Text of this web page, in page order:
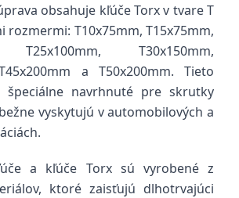
obsahuje kľúče Torx v tvare T
rozmermi: T10x75mm, T15x75mm,
T25x100mm, T30x150mm,
a T50x200mm. Tieto
špeciálne navrhnuté pre skrutky
vyskytujú v automobilových a
a kľúče Torx sú vyrobené z
ktoré zaisťujú dlhotrvajúci